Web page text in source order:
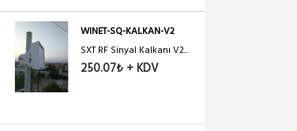
WINET-SQ-KALKAN-V2
SXT RF Sinyal Kalkanı V2...
250.07₺ + KDV